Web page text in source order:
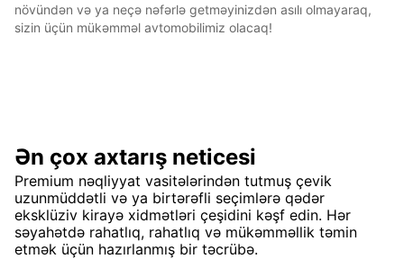
növündən və ya neçə nəfərlə getməyinizdən asılı olmayaraq,
sizin üçün mükəmməl avtomobilimiz olacaq!
Ən çox axtarış neticesi
Premium nəqliyyat vasitələrindən tutmuş çevik
uzunmüddətli və ya birtərəfli seçimlərə qədər
eksklüziv kirayə xidmətləri çeşidini kəşf edin. Hər
səyahətdə rahatlıq, rahatlıq və mükəmməllik təmin
etmək üçün hazırlanmış bir təcrübə.